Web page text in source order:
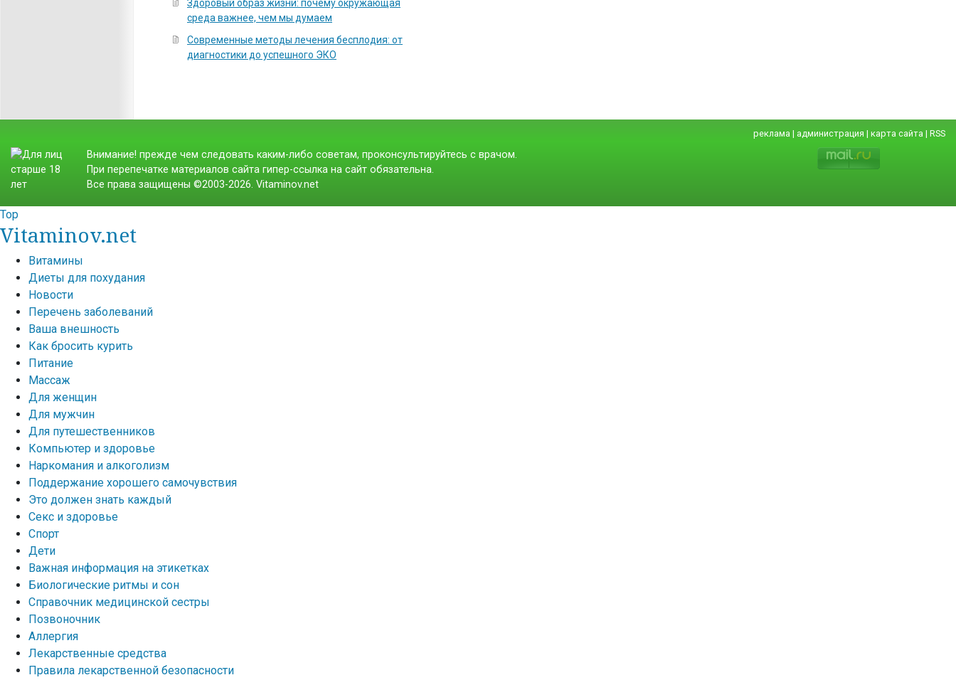
Здоровый образ жизни: почему окружающая
среда важнее, чем мы думаем
Современные методы лечения бесплодия: от
диагностики до успешного ЭКО
реклама | администрация | карта сайта | RSS
Внимание! прежде чем следовать каким-либо советам, проконсультируйтесь с врачом.
При перепечатке материалов сайта гипер-ссылка на сайт обязательна.
Все права защищены ©2003-2026. Vitaminov.net
Top
Vitaminov.net
Витамины
Диеты для похудания
Новости
Перечень заболеваний
Ваша внешность
Как бросить курить
Питание
Массаж
Для женщин
Для мужчин
Для путешественников
Компьютер и здоровье
Наркомания и алкоголизм
Поддержание хорошего самочувствия
Это должен знать каждый
Секс и здоровье
Спорт
Дети
Важная информация на этикетках
Биологические ритмы и сон
Справочник медицинской сестры
Позвоночник
Аллергия
Лекарственные средства
Правила лекарственной безопасности